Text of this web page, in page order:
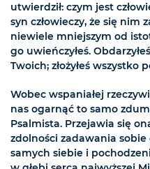
utwierdził: czym jest
syn człowieczy, że się nim
niewiele mniejszym od
go uwieńczyłeś.
Twoich; złożyłeś wszystko
Wobec wspaniałej
nas ogarnąć to samo
Psalmista. Przejawia się
zdolności zadawania
samych siebie i